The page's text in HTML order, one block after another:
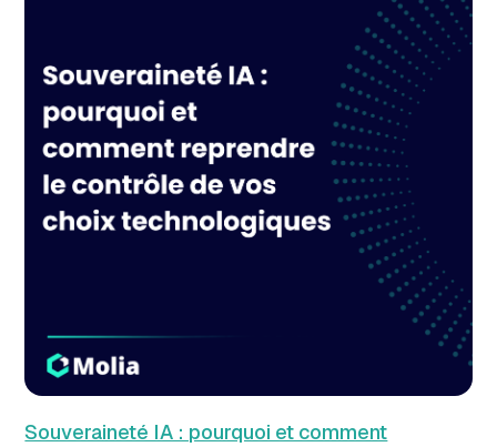
Souveraineté IA : pourquoi et comment